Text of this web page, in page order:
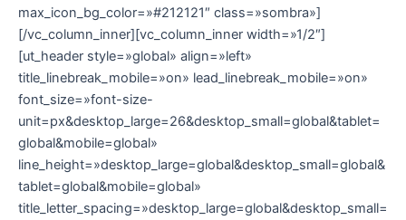
max_icon_bg_color=»#212121″ class=»sombra»]
[/vc_column_inner][vc_column_inner width=»1/2″]
[ut_header style=»global» align=»left»
title_linebreak_mobile=»on» lead_linebreak_mobile=»on»
font_size=»font-size-
unit=px&desktop_large=26&desktop_small=global&tablet=
global&mobile=global»
line_height=»desktop_large=global&desktop_small=global&
tablet=global&mobile=global»
title_letter_spacing=»desktop_large=global&desktop_small=